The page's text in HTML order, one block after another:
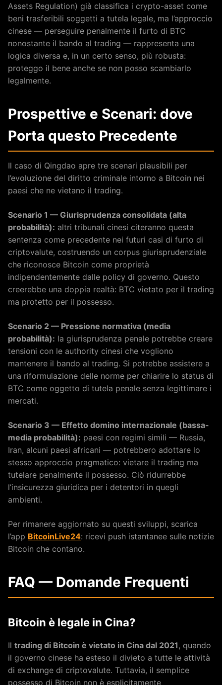
Assets Regulation) già classifica i crypto-asset come
beni trasferibili soggetti a tutela legale, ma l’approccio
cinese — perseguire penalmente il furto di BTC
nonostante il bando al trading — rappresenta una
logica diversa e, in un certo senso, più robusta:
proteggo il bene anche se non posso scambiarlo
legalmente.
Prospettive e Scenari: dove
Porta questo Precedente
Il caso di Qingdao apre tre scenari plausibili per
l’evoluzione del diritto criminale intorno a Bitcoin nei
paesi che ne vietano il trading.
Scenario 1 — Giurisprudenza consolidata (alta
probabilità): altri tribunali cinesi citeranno questa
sentenza come precedente nei futuri casi di furto di
criptovalute, costruendo un corpus giurisprudenziale
che riconosce Bitcoin come proprietà
indipendentemente dalle policy di governo. Questo
creerebbe una doppia realtà: BTC vietato per il trading
ma protetto per il possesso.
Scenario 2 — Pressione normativa (media
probabilità): la giurisprudenza penale potrebbe creare
tensioni con le authority cinesi che vogliono
mantenere il bando al trading. Si potrebbe assistere a
una riformulazione delle norme per chiarire lo status di
BTC come oggetto di tutela penale senza legittimare i
mercati.
Scenario 3 — Effetto domino internazionale (bassa-
media probabilità): paesi con regimi simili — Russia,
Iran, alcuni paesi africani — potrebbero adottare lo
stesso approccio pragmatico: vietare il trading ma
tutelare penalmente il possesso. Ciò ridurrebbe
l’insicurezza giuridica per i detentori in quegli
ambienti.
Per rimanere aggiornato su questi sviluppi, scarica
l’app BitcoinLive24: ricevi push istantanee sulle notizie
Bitcoin che contano.
FAQ — Domande Frequenti
Bitcoin è legale in Cina?
Il trading di Bitcoin è vietato in Cina dal 2021, quando
il governo cinese ha esteso il divieto a tutte le attività
di exchange di criptovalute. Tuttavia, il semplice
possesso di Bitcoin non è esplicitamente